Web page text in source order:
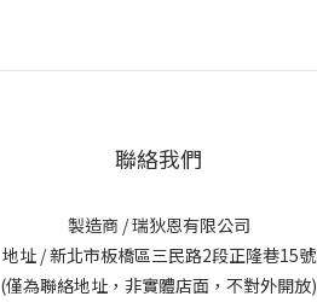
聯絡我們
製造商 / 瑞狄恩有限公司
地址 / 新北市板橋區三民路2段正隆巷15號
(僅為聯絡地址，非實體店面，不對外開放)